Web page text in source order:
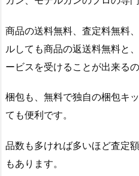
商品の送料無料、査定料無料
ルしても商品の返送料無料と
ービスを受けることが出来る
梱包も、無料で独自の梱包キ
ても便利です。
品数も多ければ多いほど査定
もあります。